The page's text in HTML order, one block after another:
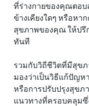
ที่ร่างกายของคุณตอ
ข้างเคียงใดๆ หรือหา
สุขภาพของคุณ ให้ปรึ
ทันที
รวมกับวิถีชีวิตที่มีสุขภ
มองว่าเป็นวิธีแก้ปัญห
หรือการปรับปรุงสุขภ
แนวทางที่ครอบคลุม